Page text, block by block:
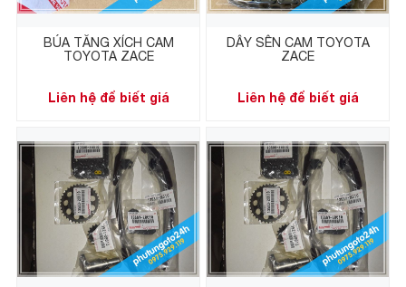
BÚA TĂNG XÍCH CAM
TOYOTA ZACE
Liên hệ để biết giá
DÂY SÊN CAM TOYOTA
ZACE
Liên hệ để biết giá